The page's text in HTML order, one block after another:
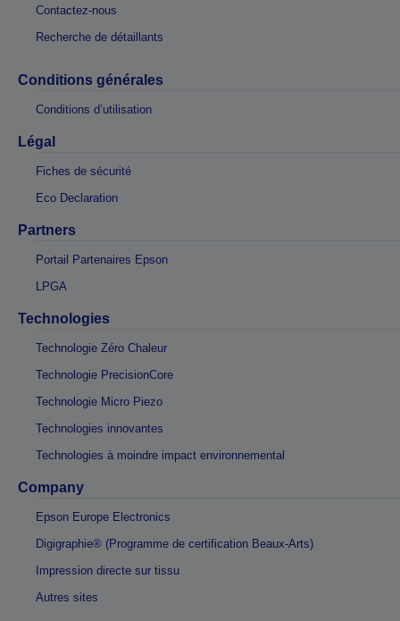
Contactez-nous
Recherche de détaillants
Conditions générales
Conditions d’utilisation
Légal
Fiches de sécurité
Eco Declaration
Partners
Portail Partenaires Epson
LPGA
Technologies
Technologie Zéro Chaleur
Technologie PrecisionCore
Technologie Micro Piezo
Technologies innovantes
Technologies à moindre impact environnemental
Company
Epson Europe Electronics
Digigraphie® (Programme de certification Beaux-Arts)
Impression directe sur tissu
Autres sites